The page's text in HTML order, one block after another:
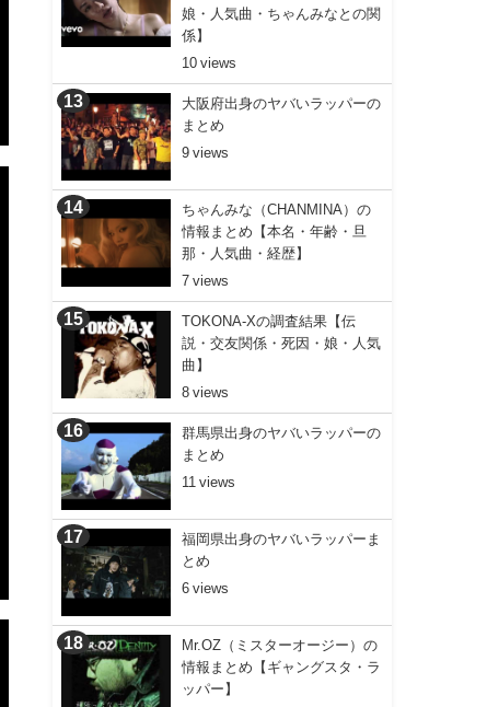
娘・人気曲・ちゃんみなとの関
係】
10
大阪府出身のヤバいラッパーの
まとめ
9
ちゃんみな（CHANMINA）の
情報まとめ【本名・年齢・旦
那・人気曲・経歴】
7
TOKONA-Xの調査結果【伝
説・交友関係・死因・娘・人気
曲】
8
群馬県出身のヤバいラッパーの
まとめ
11
福岡県出身のヤバいラッパーま
とめ
6
Mr.OZ（ミスターオージー）の
情報まとめ【ギャングスタ・ラ
ッパー】